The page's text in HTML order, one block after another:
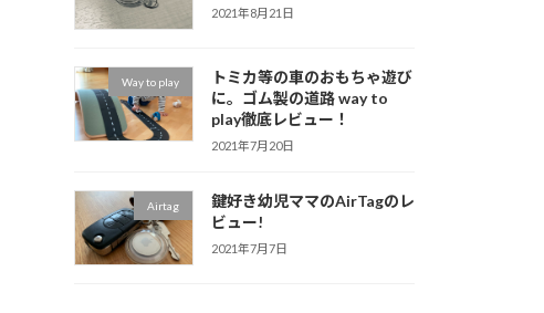
2021年8月21日
Way to play
トミカ等の車のおもちゃ遊び
に。ゴム製の道路 way to
play徹底レビュー！
2021年7月20日
Airtag
鍵好き幼児ママのAirTagのレ
ビュー!
2021年7月7日